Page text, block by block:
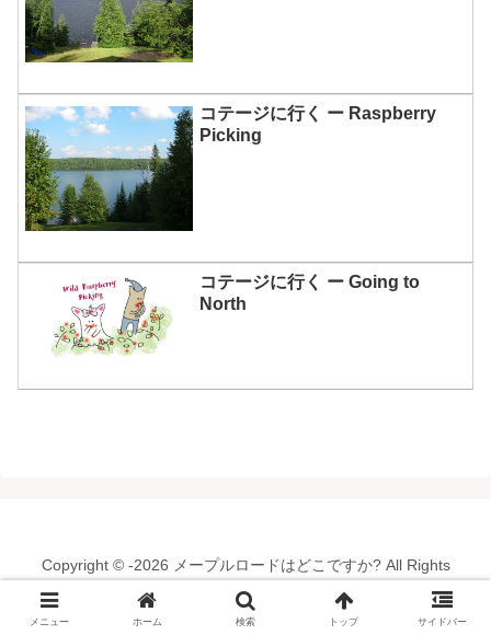
コテージに行く ー Raspberry
Picking
コテージに行く ー Going to
North
Copyright © -2026 メープルロードはどこですか? All Rights
Reserved.
メニュー ホーム 検索 トップ サイドバー